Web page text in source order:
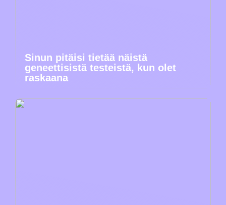
Sinun pitäisi tietää näistä
geneettisistä testeistä, kun olet
raskaana